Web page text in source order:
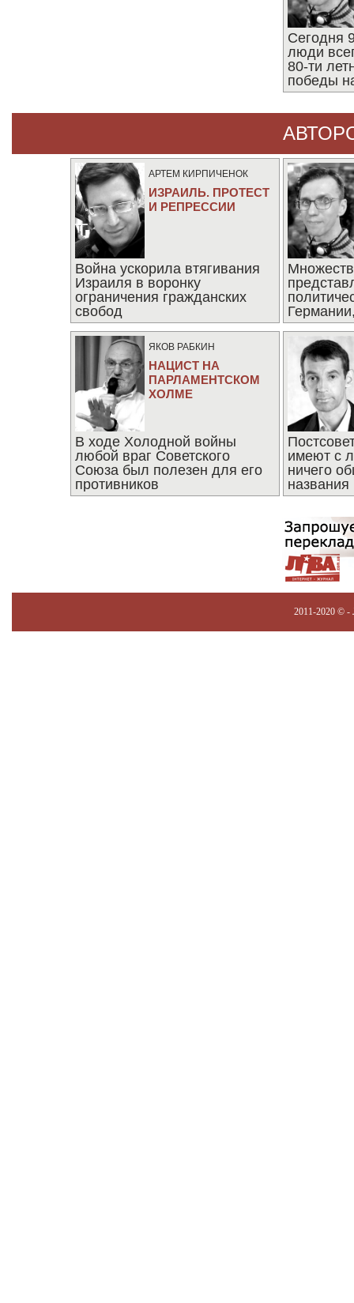
Сегодня
люди
80-ти
победы
АРТЕМ КИРПИЧЕНОК
ИЗРАИЛЬ. ПРОТЕСТ
И РЕПРЕССИИ
Война ускорила втягивания
Израиля в воронку
ограничения гражданских
свобод
ЯКОВ РАБКИН
НАЦИСТ НА
ПАРЛАМЕНТСКОМ
ХОЛМЕ
В ходе Холодной войны
любой враг Советского
Союза был полезен для его
противников
имеют с
ничего
названия
2011-2020 © -